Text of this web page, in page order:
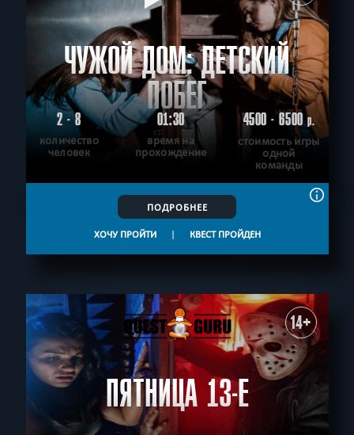
ЧУЖОЙ ДОМ: ДЕТСКИЙ
ПОБЕГ
2 - 8
количество
человек
01:30
время на
прохождение
4500 - 6500р.
стоимость игры
одной
команды
ПОДРОБНЕЕ
ХОЧУ ПРОЙТИ | КВЕСТ ПРОЙДЕН
14+
ПЯТНИЦА 13-Е